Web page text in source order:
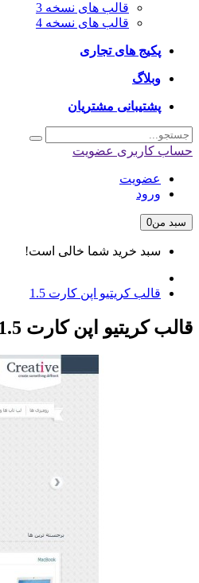
قالب های نسخه 3
قالب های نسخه 4
پکیج های تجاری
وبلاگ
پشتیبانی مشتریان
حساب کاربری عضویت
عضویت
ورود
سبد من0
سبد خرید شما خالی است!
قالب کریتیو اپن کارت 1.5
قالب کریتیو اپن کارت 1.5